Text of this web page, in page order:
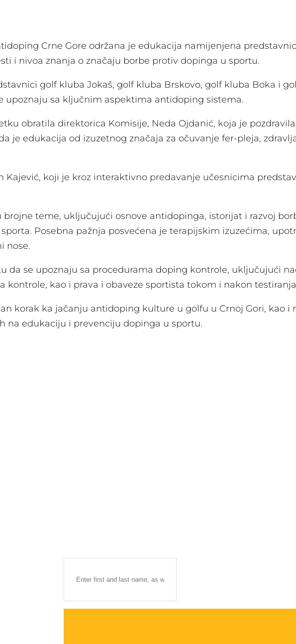
Crne Gore održana je edukacija namijenjena
i nivoa znanja o značaju borbe protiv dopinga u sportu.
golf kluba Jokaš, golf kluba Brskovo, golf kluba Boka i
upoznaju sa ključnim aspektima antidoping sistema.
obratila direktorica Komisije, Neda Ojdanić, koja je
je edukacija od izuzetnog značaja za očuvanje fer-pleja,
Kajević, koji je kroz interaktivno predavanje učesnicima
brojne teme, uključujući osnove antidopinga, istorijat i razvoj
Posebna pažnja posvećena je terapijskim izuzećima,
nose.
da se upoznaju sa procedurama doping kontrole, uključujući
kontrole, kao i prava i obaveze sportista tokom i nakon
korak ka jačanju antidoping kulture u golfu u Crnoj Gori, kao
na edukaciju i prevenciju dopinga u sportu.